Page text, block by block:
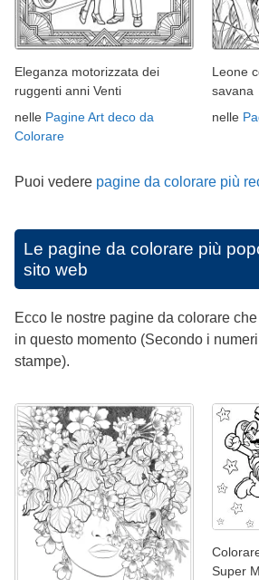
Eleganza motorizzata dei
ruggenti anni Venti
nelle Pagine Art deco da
Colorare
Leone
savana
nelle
Puoi vedere pagine da colorare più
Le pagine da colorare più
sito web
Ecco le nostre pagine da colorare
in questo momento (Secondo i
stampe).
Super